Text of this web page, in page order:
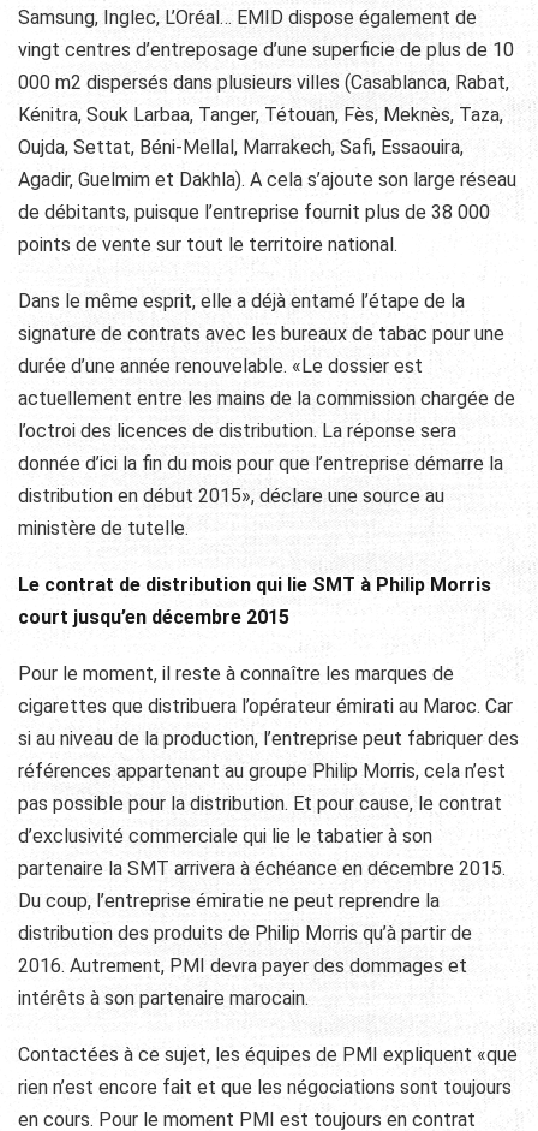
Samsung, Inglec, L’Oréal… EMID dispose également de
vingt centres d’entreposage d’une superficie de plus de 10
000 m2 dispersés dans plusieurs villes (Casablanca, Rabat,
Kénitra, Souk Larbaa, Tanger, Tétouan, Fès, Meknès, Taza,
Oujda, Settat, Béni-Mellal, Marrakech, Safi, Essaouira,
Agadir, Guelmim et Dakhla). A cela s’ajoute son large réseau
de débitants, puisque l’entreprise fournit plus de 38 000
points de vente sur tout le territoire national.
Dans le même esprit, elle a déjà entamé l’étape de la
signature de contrats avec les bureaux de tabac pour une
durée d’une année renouvelable. «Le dossier est
actuellement entre les mains de la commission chargée de
l’octroi des licences de distribution. La réponse sera
donnée d’ici la fin du mois pour que l’entreprise démarre la
distribution en début 2015», déclare une source au
ministère de tutelle.
Le contrat de distribution qui lie SMT à Philip Morris
court jusqu’en décembre 2015
Pour le moment, il reste à connaître les marques de
cigarettes que distribuera l’opérateur émirati au Maroc. Car
si au niveau de la production, l’entreprise peut fabriquer des
références appartenant au groupe Philip Morris, cela n’est
pas possible pour la distribution. Et pour cause, le contrat
d’exclusivité commerciale qui lie le tabatier à son
partenaire la SMT arrivera à échéance en décembre 2015.
Du coup, l’entreprise émiratie ne peut reprendre la
distribution des produits de Philip Morris qu’à partir de
2016. Autrement, PMI devra payer des dommages et
intérêts à son partenaire marocain.
Contactées à ce sujet, les équipes de PMI expliquent «que
rien n’est encore fait et que les négociations sont toujours
en cours. Pour le moment PMI est toujours en contrat